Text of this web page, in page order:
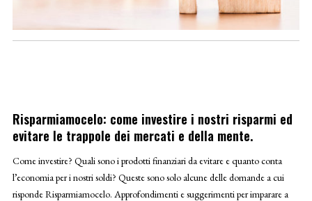
Risparmiamocelo: come investire i nostri risparmi ed
evitare le trappole dei mercati e della mente.
Come investire? Quali sono i prodotti finanziari da evitare e quanto conta
l’economia per i nostri soldi? Queste sono solo alcune delle domande a cui
risponde Risparmiamocelo. Approfondimenti e suggerimenti per imparare a